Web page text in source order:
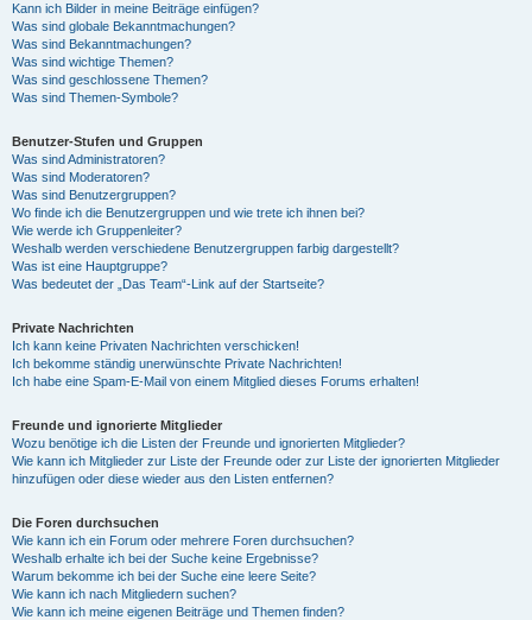
Kann ich Bilder in meine Beiträge einfügen?
Was sind globale Bekanntmachungen?
Was sind Bekanntmachungen?
Was sind wichtige Themen?
Was sind geschlossene Themen?
Was sind Themen-Symbole?
Benutzer-Stufen und Gruppen
Was sind Administratoren?
Was sind Moderatoren?
Was sind Benutzergruppen?
Wo finde ich die Benutzergruppen und wie trete ich ihnen bei?
Wie werde ich Gruppenleiter?
Weshalb werden verschiedene Benutzergruppen farbig dargestellt?
Was ist eine Hauptgruppe?
Was bedeutet der „Das Team“-Link auf der Startseite?
Private Nachrichten
Ich kann keine Privaten Nachrichten verschicken!
Ich bekomme ständig unerwünschte Private Nachrichten!
Ich habe eine Spam-E-Mail von einem Mitglied dieses Forums erhalten!
Freunde und ignorierte Mitglieder
Wozu benötige ich die Listen der Freunde und ignorierten Mitglieder?
Wie kann ich Mitglieder zur Liste der Freunde oder zur Liste der ignorierten Mitglieder
hinzufügen oder diese wieder aus den Listen entfernen?
Die Foren durchsuchen
Wie kann ich ein Forum oder mehrere Foren durchsuchen?
Weshalb erhalte ich bei der Suche keine Ergebnisse?
Warum bekomme ich bei der Suche eine leere Seite?
Wie kann ich nach Mitgliedern suchen?
Wie kann ich meine eigenen Beiträge und Themen finden?